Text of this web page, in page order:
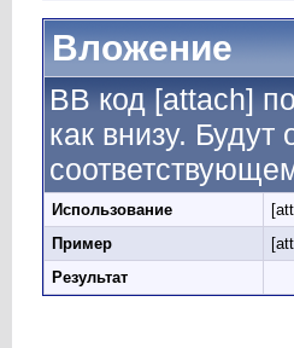
Вложение
BB код [attach]
как внизу.
Использование
Пример
Результат